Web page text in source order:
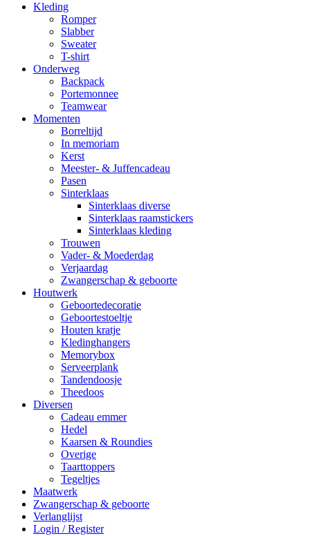
Kleding
Romper
Slabber
Sweater
T-shirt
Onderweg
Backpack
Portemonnee
Teamwear
Momenten
Borreltijd
In memoriam
Kerst
Meester- & Juffencadeau
Pasen
Sinterklaas
Sinterklaas diverse
Sinterklaas raamstickers
Sinterklaas kleding
Trouwen
Vader- & Moederdag
Verjaardag
Zwangerschap & geboorte
Houtwerk
Geboortedecoratie
Geboortestoeltje
Houten kratje
Kledinghangers
Memorybox
Serveerplank
Tandendoosje
Theedoos
Diversen
Cadeau emmer
Hedel
Kaarsen & Roundies
Overige
Taarttoppers
Tegeltjes
Maatwerk
Zwangerschap & geboorte
Verlanglijst
Login / Register